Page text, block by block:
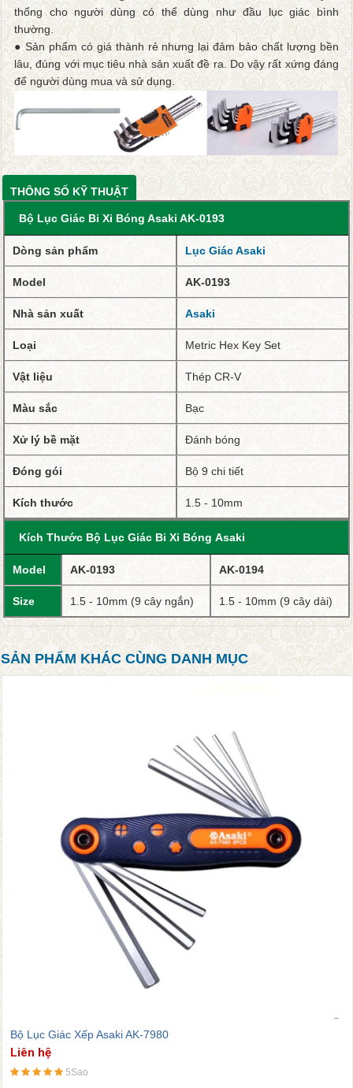
thống cho người dùng có thể dùng như đầu lục giác bình
thường.
● Sản phẩm có giá thành rẻ nhưng lại đảm bảo chất lượng bền
lâu, đúng với mục tiêu nhà sản xuất đề ra. Do vậy rất xứng đáng
để người dùng mua và sử dụng.
THÔNG SỐ KỸ THUẬT
Bộ Lục Giác Bi Xi Bóng Asaki AK-0193
Dòng sản phẩm Lục Giác Asaki
Model AK-0193
Nhà sản xuất Asaki
Loại Metric Hex Key Set
Vật liệu Thép CR-V
Màu sắc Bạc
Xử lý bề mặt Đánh bóng
Đóng gói Bộ 9 chi tiết
Kích thước 1.5 - 10mm
Kích Thước Bộ Lục Giác Bi Xi Bóng Asaki
Model AK-0193 AK-0194
Size 1.5 - 10mm (9 cây ngắn) 1.5 - 10mm (9 cây dài)
SẢN PHẨM KHÁC CÙNG DANH MỤC
Bộ Tua Vít Xếp Asaki AK-7981
Liên hệ
5Sao